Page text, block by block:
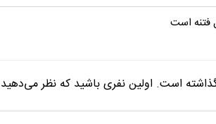
فتنه است
است. اولین نفری باشید که نظر می‌دهید